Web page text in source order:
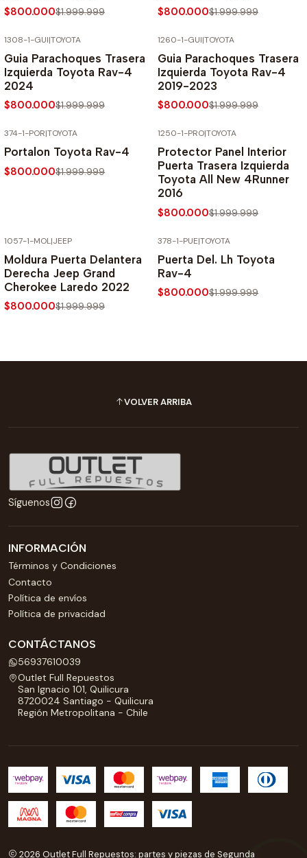
$800.000$1.999.999
$800.000$1.999.999
1308-1-GUI|TOYOTA
Guia Parachoques Trasera
Izquierda Toyota Rav-4
2024
$800.000$1.999.999
1260-1-GUI|TOYOTA
Guia Parachoques Trasera
Izquierda Toyota Rav-4
2019-2023
$800.000$1.999.999
374-1-POR|TOYOTA
Portalon Toyota Rav-4
$800.000$1.999.999
1250-1-PRO|TOYOTA
Protector Panel Interior
Puerta Trasera Izquierda
Toyota All New 4Runner
2016
$800.000$1.999.999
1057-1-MOL|JEEP
Moldura Puerta Delantera
Derecha Jeep Grand
Cherokee Laredo 2022
$800.000$1.999.999
378-1-PUE|TOYOTA
Puerta Del. Lh Toyota
Rav-4
$800.000$1.999.999
VOLVER ARRIBA
Síguenos
INFORMACIÓN
Términos y Condiciones
Contacto
Política de envíos
Política de privacidad
CONTÁCTANOS
56937610039
Outlet Full Repuestos
San Ignacio 101, Quilicura
8720024 Santiago - Quilicura
Región Metropolitana - Chile
2026 Outlet Full Repuestos: partes y piezas de Segunda